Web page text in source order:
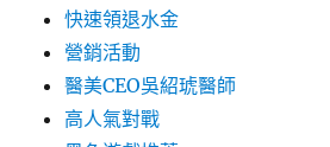
快速領退水金
營銷活動
醫美CEO吳紹琥醫師
高人氣對戰